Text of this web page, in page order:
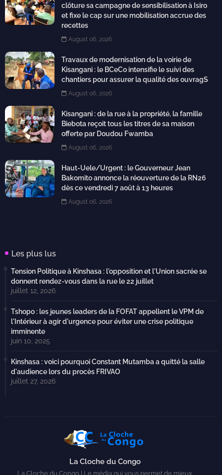
clôture sa campagne de sensibilisation à Isiro
et fixe le cap sur une mobilisation accrue des
recettes
August 06, 2026
Travaux de modernisation de la voirie de
Kisangani : le BCeCo intensifie le suivi des
chantiers pour assurer la qualité des ouvragS
August 06, 2026
Kisangani : de la rue à la propriété, la famille
Biebota reçoit tous les titres de sa maison
offerte par Doudou Fwamba
August 06, 2026
Haut-Uele/Urgent : le Gouverneur Jean
Bakomito annonce la réouverture de la RN26
dès ce vendredi 7 août à 13 heures
August 06, 2026
Les plus lus
Tension Politique à Kinshasa : l'opposition et l'Union sacrée se
donnent rendez-vous dans la rue le 22 juillet
juillet 12, 2026
Tshopo : les jeunes leaders de la FOFAT appellent le VPM de
l'Intérieur à agir d'urgence pour éviter une crise politique
imminente
juin 10, 2025
Kinshasa : voici pourquoi Constant Mutamba a quitté la salle
d'audience lors du procès FRIVAO
juillet 27, 2026
La Cloche du Congo
La Cloche du Congo | Le média qui vous permet de mieux